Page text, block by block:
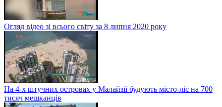
Огляд відео зі всього світу за 8 липня 2020 року
На 4-х штучних островах у Малайзії будують місто-ліс на 700
тисяч мешканців